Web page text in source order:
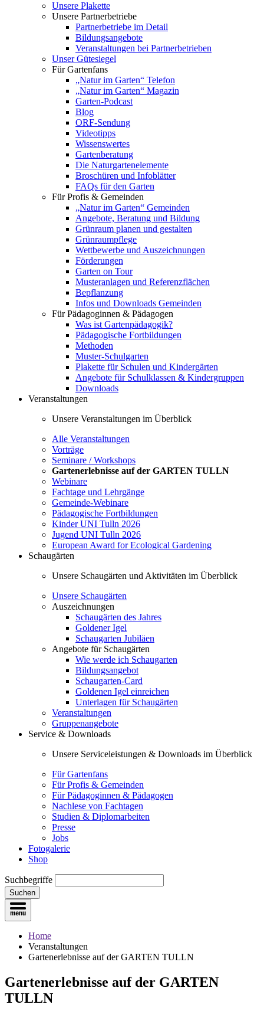
Unsere Plakette
Unsere Partnerbetriebe
Partnerbetriebe im Detail
Bildungsangebote
Veranstaltungen bei Partnerbetrieben
Unser Gütesiegel
Für Gartenfans
„Natur im Garten“ Telefon
„Natur im Garten“ Magazin
Garten-Podcast
Blog
ORF-Sendung
Videotipps
Wissenswertes
Gartenberatung
Die Naturgartenelemente
Broschüren und Infoblätter
FAQs für den Garten
Für Profis & Gemeinden
„Natur im Garten“ Gemeinden
Angebote, Beratung und Bildung
Grünraum planen und gestalten
Grünraumpflege
Wettbewerbe und Auszeichnungen
Förderungen
Garten on Tour
Musteranlagen und Referenzflächen
Bepflanzung
Infos und Downloads Gemeinden
Für Pädagoginnen & Pädagogen
Was ist Gartenpädagogik?
Pädagogische Fortbildungen
Methoden
Muster-Schulgarten
Plakette für Schulen und Kindergärten
Angebote für Schulklassen & Kindergruppen
Downloads
Veranstaltungen
Unsere Veranstaltungen im Überblick
Alle Veranstaltungen
Vorträge
Seminare / Workshops
Gartenerlebnisse auf der GARTEN TULLN
Webinare
Fachtage und Lehrgänge
Gemeinde-Webinare
Pädagogische Fortbildungen
Kinder UNI Tulln 2026
Jugend UNI Tulln 2026
European Award for Ecological Gardening
Schaugärten
Unsere Schaugärten und Aktivitäten im Überblick
Unsere Schaugärten
Auszeichnungen
Schaugärten des Jahres
Goldener Igel
Schaugarten Jubiläen
Angebote für Schaugärten
Wie werde ich Schaugarten
Bildungsangebot
Schaugarten-Card
Goldenen Igel einreichen
Unterlagen für Schaugärten
Veranstaltungen
Gruppenangebote
Service & Downloads
Unsere Serviceleistungen & Downloads im Überblick
Für Gartenfans
Für Profis & Gemeinden
Für Pädagoginnen & Pädagogen
Nachlese von Fachtagen
Studien & Diplomarbeiten
Presse
Jobs
Fotogalerie
Shop
Suchbegriffe
Suchen
Home
Veranstaltungen
Gartenerlebnisse auf der GARTEN TULLN
Gartenerlebnisse auf der GARTEN
TULLN